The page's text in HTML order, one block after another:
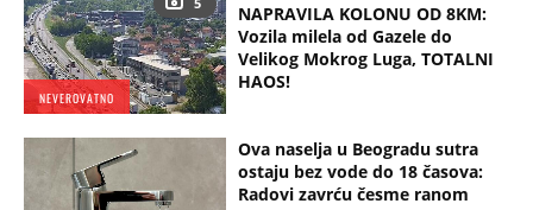
NEVEROVATNO
NAPRAVILA KOLONU OD 8KM:
Vozila milela od Gazele do
Velikog Mokrog Luga, TOTALNI
HAOS!
Ova naselja u Beogradu sutra
ostaju bez vode do 18 časova:
Radovi zavrću česme ranom